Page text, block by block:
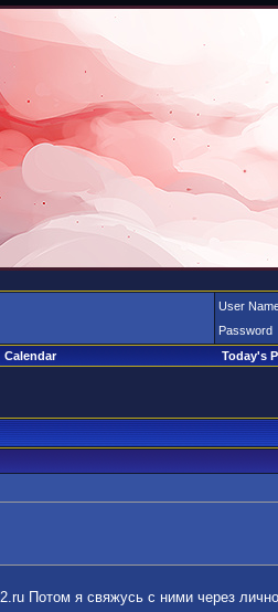
User
Password
Calendar Today's
Потом я свяжусь с ними через